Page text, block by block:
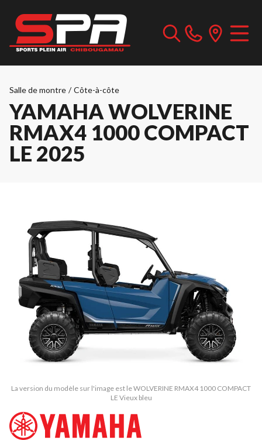
Salle de montre / Côte-à-côte
YAMAHA WOLVERINE
RMAX4 1000 COMPACT
LE 2025
La version du modèle sur l'image est le WOLVERINE RMAX4 1000 COMPACT
LE Vieux bleu